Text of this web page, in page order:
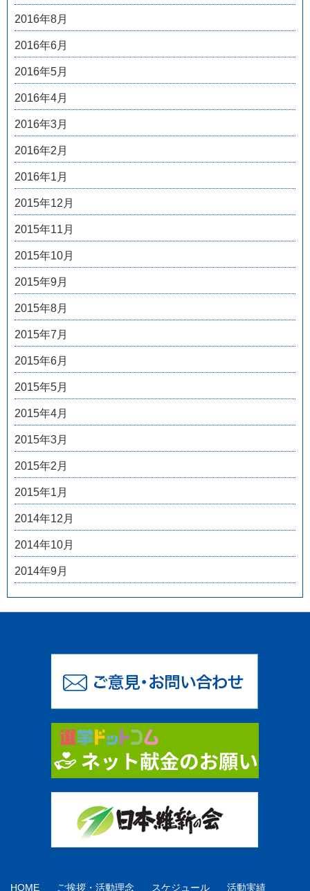
2016年8月
2016年6月
2016年5月
2016年4月
2016年3月
2016年2月
2016年1月
2015年12月
2015年11月
2015年10月
2015年9月
2015年8月
2015年7月
2015年6月
2015年5月
2015年4月
2015年3月
2015年2月
2015年1月
2014年12月
2014年10月
2014年9月
HOME ご挨拶・活動理念 スケジュール 活動実績